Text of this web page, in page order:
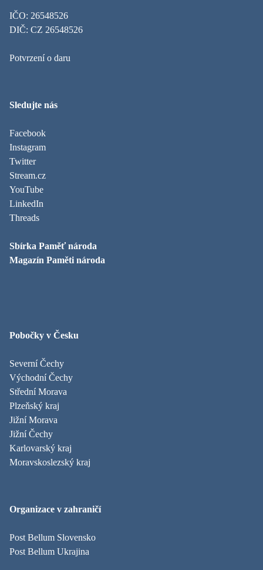
IČO: 26548526
DIČ: CZ 26548526
Potvrzení o daru
Sledujte nás
Facebook
Instagram
Twitter
Stream.cz
YouTube
LinkedIn
Threads
Sbírka Paměť národa
Magazín Paměti národa
Pobočky v Česku
Severní Čechy
Východní Čechy
Střední Morava
Plzeňský kraj
Jižní Morava
Jižní Čechy
Karlovarský kraj
Moravskoslezský kraj
Organizace v zahraničí
Post Bellum Slovensko
Post Bellum Ukrajina